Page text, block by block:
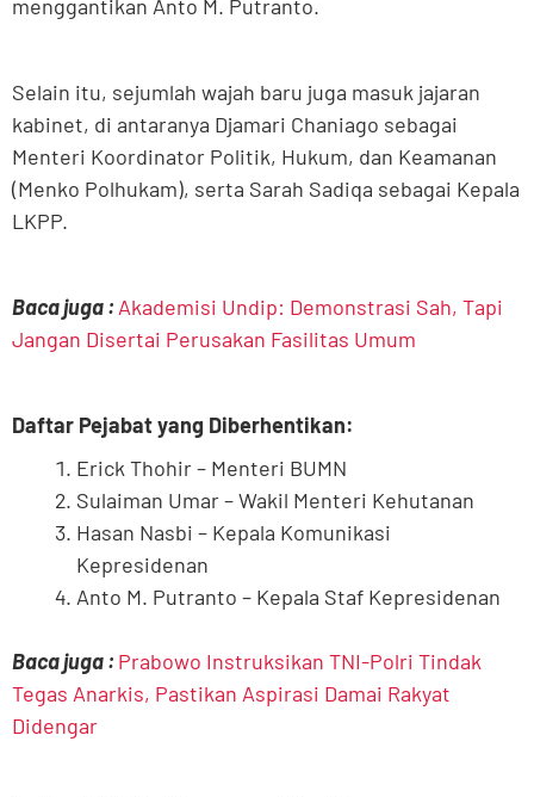
menggantikan Anto M. Putranto.
Selain itu, sejumlah wajah baru juga masuk jajaran
kabinet, di antaranya Djamari Chaniago sebagai
Menteri Koordinator Politik, Hukum, dan Keamanan
(Menko Polhukam), serta Sarah Sadiqa sebagai Kepala
LKPP.
Baca juga :Akademisi Undip: Demonstrasi Sah, Tapi
Jangan Disertai Perusakan Fasilitas Umum
Daftar Pejabat yang Diberhentikan:
Erick Thohir – Menteri BUMN
Sulaiman Umar – Wakil Menteri Kehutanan
Hasan Nasbi – Kepala Komunikasi
Kepresidenan
Anto M. Putranto – Kepala Staf Kepresidenan
Baca juga : Prabowo Instruksikan TNI-Polri Tindak
Tegas Anarkis, Pastikan Aspirasi Damai Rakyat
Didengar